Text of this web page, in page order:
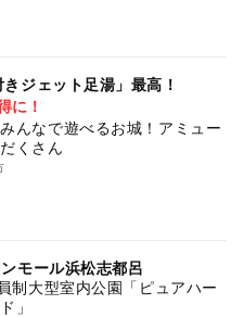
ジェット足湯」最高！
に！
みんなで遊べるお城！アミュー
くさん
モール浜松志都呂
制大型室内公園「ピュアハー
」